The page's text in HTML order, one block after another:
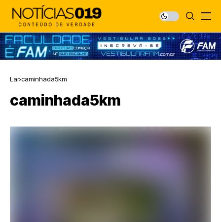
Lar caminhada5km
caminhada5km